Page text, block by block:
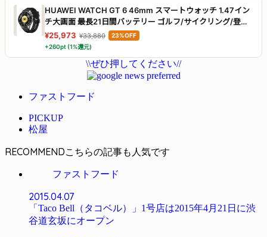
HUAWEI WATCH GT 6 46mm スマートウォッチ 1.47イン
チ大画面 最長21日間バッテリー ゴルフ/サイクリング/登山
スポーツモード100種類以上 GPS搭載 情緒/健康モニタリン
グ iOS & Android対応 ブラック
¥25,973 ¥33,880
23%OFF
+260pt (1%還元)
\\ぜひ押してください//
ファストフード
PICKUP
松屋
RECOMMEND
ファストフード
2015.04.07
「Taco Bell（タコベル）」1号店は2015年4月21日に渋
谷道玄坂にオープン